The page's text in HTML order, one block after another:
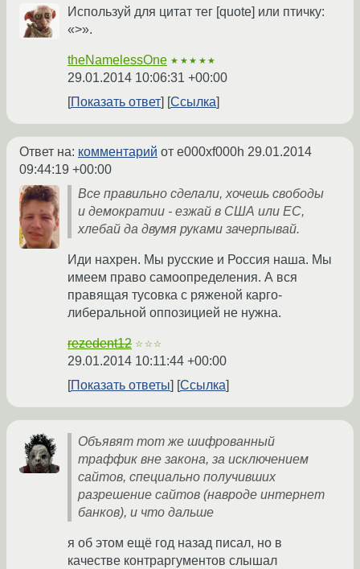
Используй для цитат тег [quote] или птичку:
«>».
theNamelessOne ★★★★★
29.01.2014 10:06:31 +00:00
Показать ответ
Ссылка
Ответ на: комментарий от e000xf000h 29.01.2014
09:44:19 +00:00
Все правильно сделали, хочешь свободы
и демократии - езжай в США или ЕС,
хлебай да двумя руками зачерпывай.
Иди нахрен. Мы русские и Россия наша. Мы
имеем право самоопределения. А вся
правящая тусовка с ряженой карго-
либеральной оппозицией не нужна.
rezedent12 ☆☆☆
29.01.2014 10:11:44 +00:00
Показать ответы
Ссылка
Объявят тот же шифрованный
траффик вне закона, за исключением
сайтов, специально получивших
разрешение сайтов (навроде интернет
банков), и что дальше
я об этом ещё год назад писал, но в
качестве контраргументов слышал